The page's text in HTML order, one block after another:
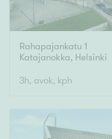
Rahapajankatu 1
Katajanokka, Helsinki
3h, avok, kph